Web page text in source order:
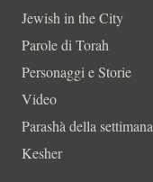
Jewish in the City
Parole di Torah
Personaggi e Storie
Video
Parashà della settimana
Kesher